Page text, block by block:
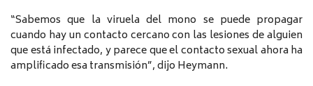
“Sabemos que la viruela del mono se puede propagar
cuando hay un contacto cercano con las lesiones de alguien
que está infectado, y parece que el contacto sexual ahora ha
amplificado esa transmisión”, dijo Heymann.